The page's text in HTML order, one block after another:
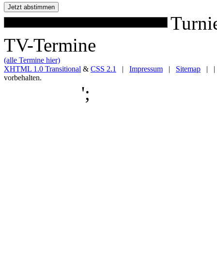
TV-Termine
(alle Termine hier)
XHTML 1.0 Transitional & CSS 2.1 | Impressum | Sitemap | |
vorbehalten.
';